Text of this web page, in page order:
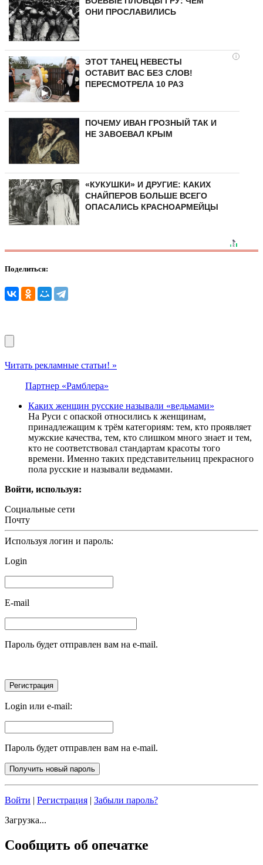
ОНИ ПРОСЛАВИЛИСЬ
i
ЭТОТ ТАНЕЦ НЕВЕСТЫ
ОСТАВИТ ВАС БЕЗ СЛОВ!
ПЕРЕСМОТРЕЛА 10 РАЗ
ПОЧЕМУ ИВАН ГРОЗНЫЙ ТАК И
НЕ ЗАВОЕВАЛ КРЫМ
«КУКУШКИ» И ДРУГИЕ: КАКИХ
СНАЙПЕРОВ БОЛЬШЕ ВСЕГО
ОПАСАЛИСЬ КРАСНОАРМЕЙЦЫ
Поделиться:
Читать рекламные статьи! »
Партнер «Рамблера»
Каких женщин русские называли «ведьмами»
На Руси с опаской относились к женщинам,
принадлежащим к трём категориям: тем, кто проявляет
мужские качества, тем, кто слишком много знает и тем,
кто не соответствовал стандартам красоты того
времени. Именно таких представительниц прекрасного
пола русские и называли ведьмами.
Войти, используя:
Социальные сети
Почту
Используя логин и пароль:
Login
E-mail
Пароль будет отправлен вам на e-mail.
Login или e-mail:
Пароль будет отправлен вам на e-mail.
Войти | Регистрация | Забыли пароль?
Загрузка...
Сообщить об опечатке